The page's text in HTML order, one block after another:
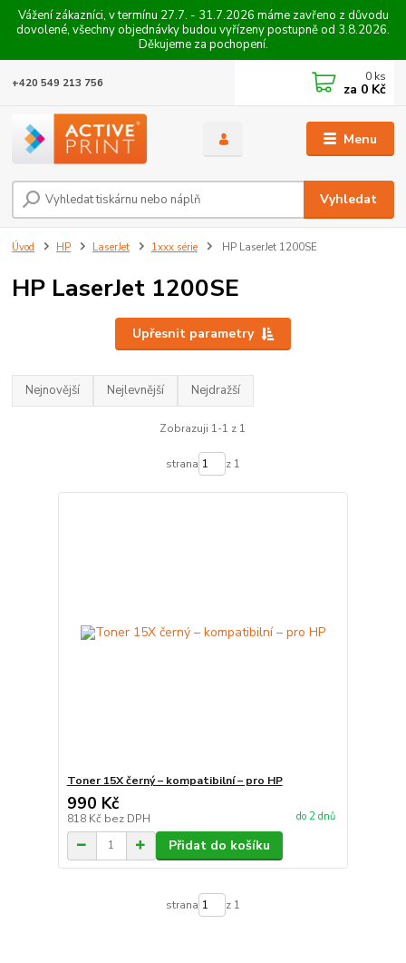
Vážení zákazníci, v termínu 27.7. - 31.7.2026 máme zavřeno z důvodu
dovolené, všechny objednávky budou vyřízeny postupně od 3.8.2026.
Děkujeme za pochopení.
Menu
Vyhledat
+420 549 213 756 0 ks
za 0 Kč
Úvod HP LaserJet 1xxx série HP LaserJet 1200SE
HP LaserJet 1200SE
Upřesnit parametry
Nejnovější Nejlevnější Nejdražší
Zobrazuji 1-1 z 1
strana z 1
Toner 15X černý – kompatibilní – pro HP
990 Kč
818 Kč bez DPH do 2 dnů
Přidat do košíku
strana z 1